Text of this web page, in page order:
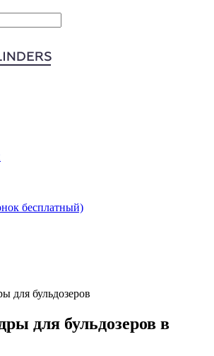
бесплатный)
для бульдозеров
для бульдозеров в